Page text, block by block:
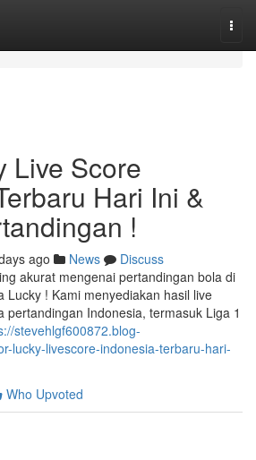
Live Score
Hari Ini &
!
ago News
Discuss
akurat mengenai pertandingan bola di
Lucky ! Kami menyediakan hasil live
pertandingan Indonesia, termasuk Liga 1
stevehlgf600872.blog-
lucky-livescore-indonesia-terbaru-hari-
Who Upvoted